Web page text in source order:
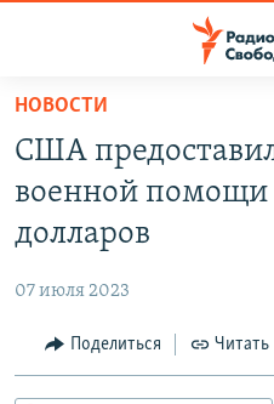
упрощенного
доступа
основному
Вернутся
ПОДКАСТЫ
МНЕНИЯ
КУЛЬТУРА
НОВОСТИ
США
военной
долларов
07 июля 2023
Поделиться Читать